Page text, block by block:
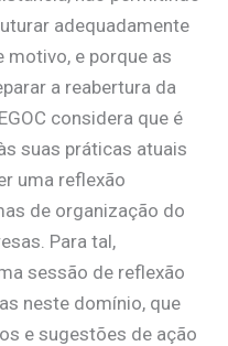
adequadamente
e porque as
a reabertura da
considera que é
suas práticas atuais
uma reflexão
de organização do
Para tal,
sessão de reflexão
neste domínio, que
e sugestões de ação